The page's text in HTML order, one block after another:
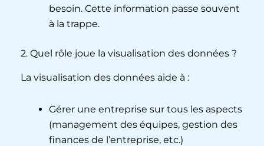
besoin. Cette information passe souvent
à la trappe.
2. Quel rôle joue la visualisation des données ?
La visualisation des données aide à :
Gérer une entreprise sur tous les aspects
(management des équipes, gestion des
finances de l’entreprise, etc.)